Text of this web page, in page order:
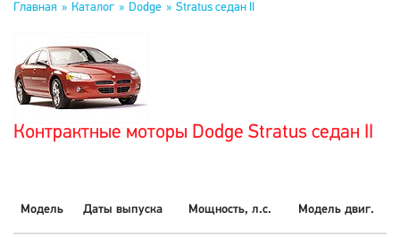
Главная Каталог Dodge Stratus седан II
Контрактные моторы Dodge Stratus седан II
Модель Даты выпуска Мощность, л.с. Модель двиг.